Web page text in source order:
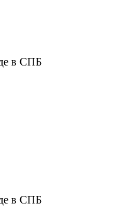
в СПБ
в СПБ